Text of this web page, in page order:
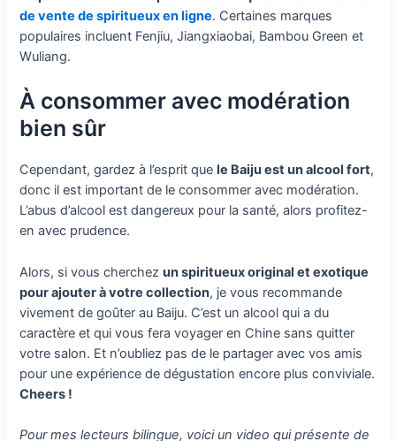
de vente de spiritueux en ligne. Certaines marques
populaires incluent Fenjiu, Jiangxiaobai, Bambou Green et
Wuliang.
À consommer avec modération
bien sûr
Cependant, gardez à l’esprit que le Baiju est un alcool fort,
donc il est important de le consommer avec modération.
L’abus d’alcool est dangereux pour la santé, alors profitez-
en avec prudence.
Alors, si vous cherchezun spiritueux original et exotique
pour ajouter à votre collection, je vous recommande
vivement de goûter au Baiju. C’est un alcool qui a du
caractère et qui vous fera voyager en Chine sans quitter
votre salon. Et n’oubliez pas de le partager avec vos amis
pour une expérience de dégustation encore plus conviviale.
Cheers !
Pour mes lecteurs bilingue, voici un video qui présente de